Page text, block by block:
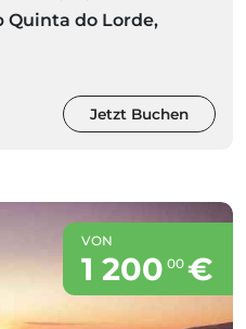
Quinta do Lorde,
Jetzt Buchen
VON
1 200 00 €